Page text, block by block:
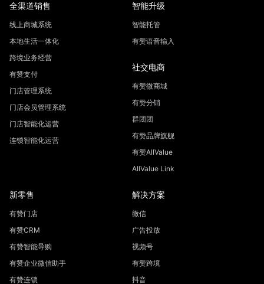
全渠道销售
线上商城系统
本地生活一体化
跨境业务经营
有赞支付
门店管理系统
门店会员管理系统
门店智能化运营
连锁智能化运营
智能升级
智能托管
有赞语音输入
社交电商
有赞微商城
有赞分销
群团团
有赞品牌旗舰
有赞AllValue
AllValue Link
新零售
有赞门店
有赞CRM
有赞智能导购
有赞企业微信助手
有赞连锁
解决方案
微信
广告投放
视频号
有赞跨境
抖音